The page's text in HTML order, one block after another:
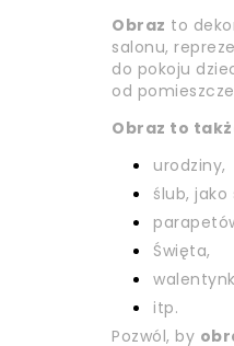
Obraz to
salonu,
do pokoju
od
Obraz to
urodziny,
ślub,
Święta,
itp.
Pozwól, by